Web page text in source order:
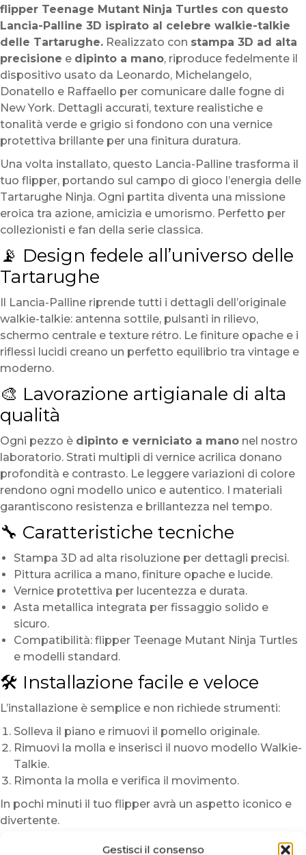
Gestisci il consenso
flipper Teenage Mutant Ninja Turtles con questo
Lancia-Palline 3D ispirato al celebre walkie-talkie
delle Tartarughe. Realizzato con stampa 3D ad alta
precisione e dipinto a mano, riproduce fedelmente il
dispositivo usato da Leonardo, Michelangelo,
Donatello e Raffaello per comunicare dalle fogne di
New York. Dettagli accurati, texture realistiche e
tonalità verde e grigio si fondono con una vernice
protettiva brillante per una finitura duratura.
Una volta installato, questo Lancia-Palline trasforma il
tuo flipper, portando sul campo di gioco l’energia delle
Tartarughe Ninja. Ogni partita diventa una missione
eroica tra azione, amicizia e umorismo. Perfetto per
collezionisti e fan della serie classica.
📡 Design fedele all’universo delle
Tartarughe
Il Lancia-Palline riprende tutti i dettagli dell’originale
walkie-talkie: antenna sottile, pulsanti in rilievo,
schermo centrale e texture rétro. Le finiture opache e i
riflessi lucidi creano un perfetto equilibrio tra vintage e
moderno.
🎨 Lavorazione artigianale di alta
qualità
Ogni pezzo è dipinto e verniciato a mano nel nostro
laboratorio. Strati multipli di vernice acrilica donano
profondità e contrasto. Le leggere variazioni di colore
rendono ogni modello unico e autentico. I materiali
garantiscono resistenza e brillantezza nel tempo.
🔧 Caratteristiche tecniche
Stampa 3D ad alta risoluzione per dettagli precisi.
Pittura acrilica a mano, finiture opache e lucide.
Vernice protettiva per lucentezza e durata.
Asta metallica integrata per fissaggio solido e
sicuro.
Compatibilità: flipper Teenage Mutant Ninja Turtles
e modelli standard.
🛠️ Installazione facile e veloce
L’installazione è semplice e non richiede strumenti:
Solleva il piano e rimuovi il pomello originale.
Rimuovi la molla e inserisci il nuovo modello Walkie-
Talkie.
Rimonta la molla e verifica il movimento.
In pochi minuti il tuo flipper avrà un aspetto iconico e
divertente.
🍕 Un pezzo unico per i veri fan